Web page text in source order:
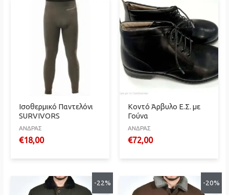
Ισοθερμικό Παντελόνι
SURVIVORS
ΑΝΔΡΑΣ
€18,00
Κοντό Άρβυλο Ε.Σ. με
Γούνα
ΑΝΔΡΑΣ
€72,00
-22% -20%